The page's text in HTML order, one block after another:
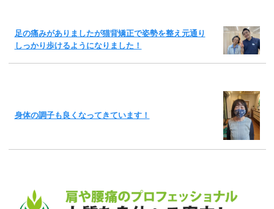
足の痛みがありましたが猫背矯正で姿勢を整え元通り
しっかり歩けるようになりました！
身体の調子も良くなってきています！